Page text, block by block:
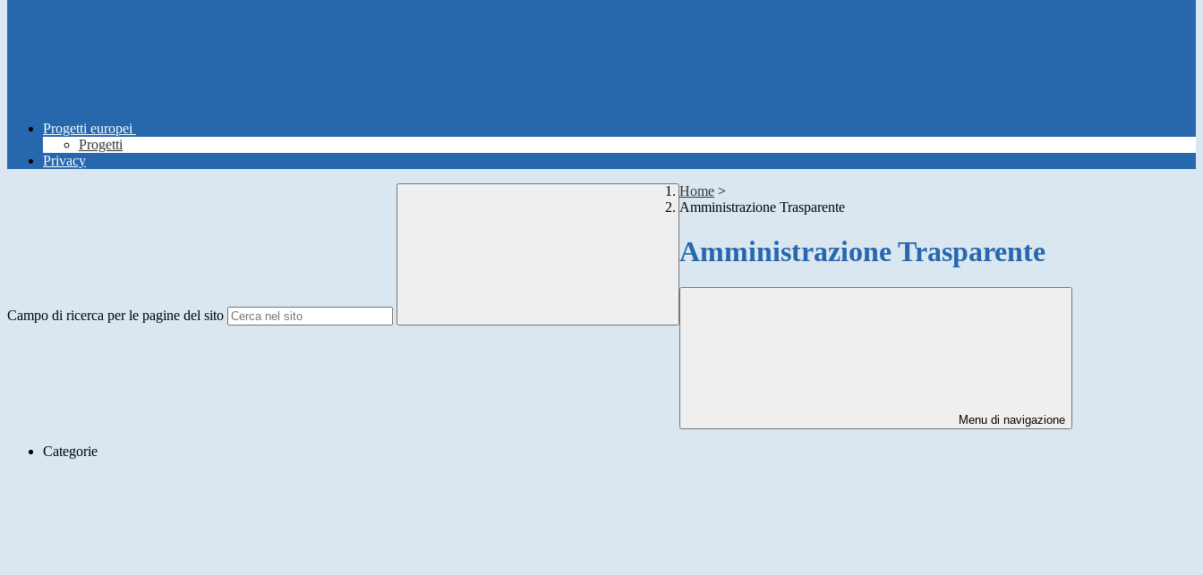
Progetti europei
Progetti
Privacy
Campo di ricerca per le pagine del sito
Home >
Amministrazione Trasparente
Amministrazione Trasparente
Menu di navigazione
Categorie